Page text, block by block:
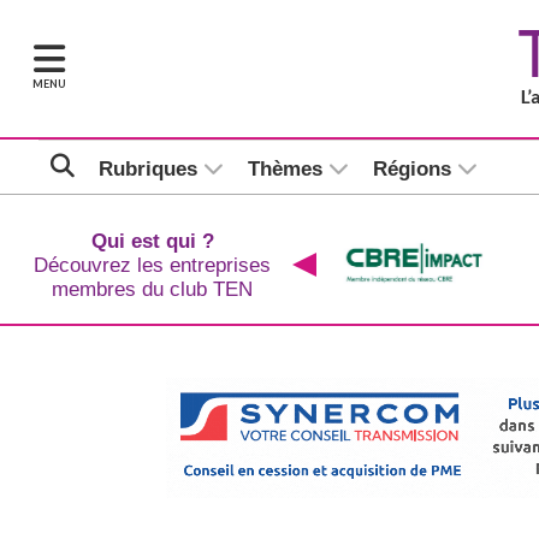
MENU
Rubriques Thèmes Régions
Qui est qui ?
Découvrez les entreprises
membres du club TEN